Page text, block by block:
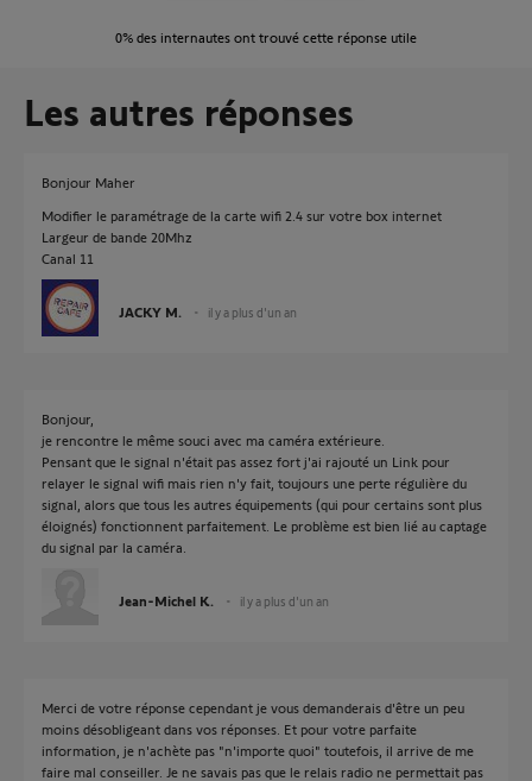
0% des internautes ont trouvé cette réponse utile
Les autres réponses
Bonjour Maher
Modifier le paramétrage de la carte wifi 2.4 sur votre box internet
Largeur de bande 20Mhz
Canal 11
JACKY M. il y a plus d'un an
Bonjour,
je rencontre le même souci avec ma caméra extérieure.
Pensant que le signal n'était pas assez fort j'ai rajouté un Link pour
relayer le signal wifi mais rien n'y fait, toujours une perte régulière du
signal, alors que tous les autres équipements (qui pour certains sont plus
éloignés) fonctionnent parfaitement. Le problème est bien lié au captage
du signal par la caméra.
Jean-Michel K. il y a plus d'un an
Merci de votre réponse cependant je vous demanderais d'être un peu
moins désobligeant dans vos réponses. Et pour votre parfaite
information, je n'achète pas "n'importe quoi" toutefois, il arrive de me
faire mal conseiller. Je ne savais pas que le relais radio ne permettait pas